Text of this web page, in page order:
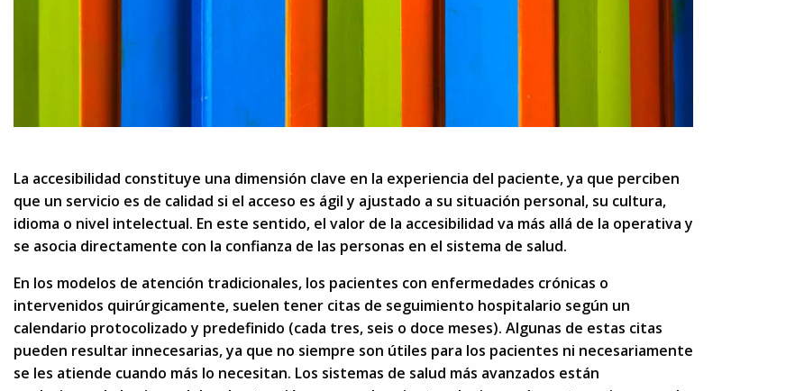
La accesibilidad constituye una dimensión clave en la experiencia del paciente, ya que perciben
que un servicio es de calidad si el acceso es ágil y ajustado a su situación personal, su cultura,
idioma o nivel intelectual. En este sentido, el valor de la accesibilidad va más allá de la operativa y
se asocia directamente con la confianza de las personas en el sistema de salud.
En los modelos de atención tradicionales, los pacientes con enfermedades crónicas o
intervenidos quirúrgicamente, suelen tener citas de seguimiento hospitalario según un
calendario protocolizado y predefinido (cada tres, seis o doce meses). Algunas de estas citas
pueden resultar innecesarias, ya que no siempre son útiles para los pacientes ni necesariamente
se les atiende cuando más lo necesitan. Los sistemas de salud más avanzados están